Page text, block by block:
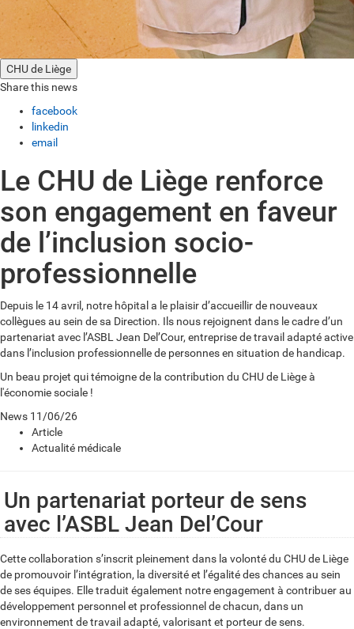
CHU de Liège
Share this news
facebook
linkedin
email
Le CHU de Liège renforce
son engagement en faveur
de l’inclusion socio-
professionnelle
Depuis le 14 avril, notre hôpital a le plaisir d’accueillir de nouveaux
collègues au sein de sa Direction. Ils nous rejoignent dans le cadre d’un
partenariat avec l’ASBL Jean Del’Cour, entreprise de travail adapté active
dans l’inclusion professionnelle de personnes en situation de handicap.
Un beau projet qui témoigne de la contribution du CHU de Liège à
l'économie sociale !
News 11/06/26
Article
Actualité médicale
Un partenariat porteur de sens
avec l’ASBL Jean Del’Cour
Cette collaboration s’inscrit pleinement dans la volonté du CHU de Liège
de promouvoir l’intégration, la diversité et l’égalité des chances au sein
de ses équipes. Elle traduit également notre engagement à contribuer au
développement personnel et professionnel de chacun, dans un
environnement de travail adapté, valorisant et porteur de sens.